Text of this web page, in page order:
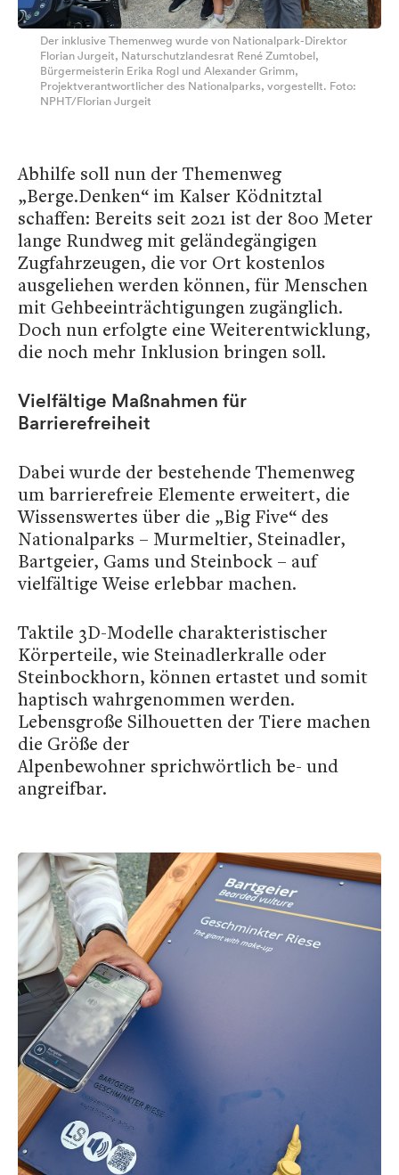
Der inklusive Themenweg wurde von Nationalpark-Direktor
Florian Jurgeit, Naturschutzlandesrat René Zumtobel,
Bürgermeisterin Erika Rogl und Alexander Grimm,
Projektverantwortlicher des Nationalparks, vorgestellt. Foto:
NPHT/Florian Jurgeit
Abhilfe soll nun der Themenweg
„Berge.Denken“ im Kalser Ködnitztal
schaffen: Bereits seit 2021 ist der 800 Meter
lange Rundweg mit geländegängigen
Zugfahrzeugen, die vor Ort kostenlos
ausgeliehen werden können, für Menschen
mit Gehbeeinträchtigungen zugänglich.
Doch nun erfolgte eine Weiterentwicklung,
die noch mehr Inklusion bringen soll.
Vielfältige Maßnahmen für
Barrierefreiheit
Dabei wurde der bestehende Themenweg
um barrierefreie Elemente erweitert, die
Wissenswertes über die „Big Five“ des
Nationalparks – Murmeltier, Steinadler,
Bartgeier, Gams und Steinbock – auf
vielfältige Weise erlebbar machen.
Taktile 3D-Modelle charakteristischer
Körperteile, wie Steinadlerkralle oder
Steinbockhorn, können ertastet und somit
haptisch wahrgenommen werden.
Lebensgroße Silhouetten der Tiere machen
die Größe der
Alpenbewohner sprichwörtlich be- und
angreifbar.